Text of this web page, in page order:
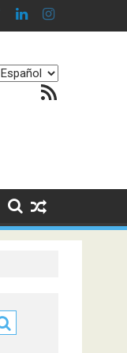
Elegir
Feed RSS